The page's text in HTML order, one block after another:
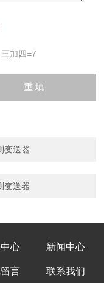
加四=7
变送器
变送器
心 新闻中心
言 联系我们